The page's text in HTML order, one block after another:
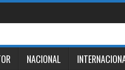
NACIONAL